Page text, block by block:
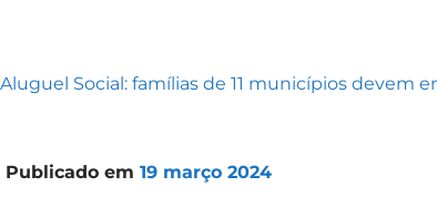
Aluguel Social: famílias de 11 municípios devem
Publicado em 19 março 2024